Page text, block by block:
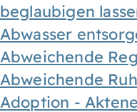
beglaubigen
Abwasser
Abweichende
Abweichende
Adoption -